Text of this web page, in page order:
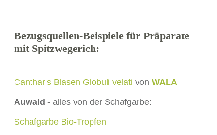
Bezugsquellen-Beispiele für Präparate
mit Spitzwegerich:
Cantharis Blasen Globuli velati von WALA
Auwald - alles von der Schafgarbe:
Schafgarbe Bio-Tropfen